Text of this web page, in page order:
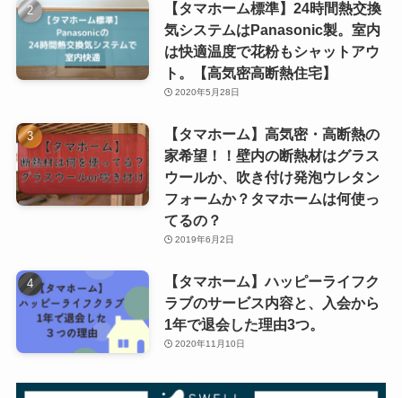
【タマホーム標準】24時間熱交換
気システムはPanasonic製。室内
は快適温度で花粉もシャットアウ
ト。【高気密高断熱住宅】
2020年5月28日
【タマホーム】高気密・高断熱の
家希望！！壁内の断熱材はグラス
ウールか、吹き付け発泡ウレタン
フォームか？タマホームは何使っ
てるの？
2019年6月2日
【タマホーム】ハッピーライフク
ラブのサービス内容と、入会から
1年で退会した理由3つ。
2020年11月10日